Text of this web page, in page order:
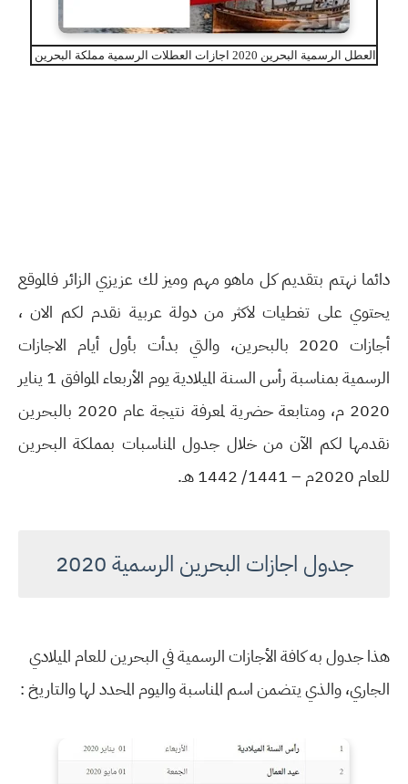
العطل الرسمية البحرين 2020 اجازات العطلات الرسمية مملكة البحرين
دائما نهتم بتقديم كل ماهو مهم وميز لك عزيزي الزائر فالموقع
يحتوي على تغطيات لاكثر من دولة عربية نقدم لكم الان ،
أجازات 2020 بالبحرين، والتي بدأت بأول أيام الاجازات
الرسمية بمناسبة رأس السنة الميلادية يوم الأربعاء الموافق 1 يناير
2020 م، ومتابعة حضرية لمعرفة نتيجة عام 2020 بالبحرين
نقدمها لكم الآن من خلال جدول المناسبات بمملكة البحرين
للعام 2020م – 1441/ 1442 هـ.
جدول اجازات البحرين الرسمية 2020
هذا جدول به كافة الأجازات الرسمية في البحرين للعام الميلادي
الجاري، والذي يتضمن اسم المناسبة واليوم المحدد لها والتاريخ :